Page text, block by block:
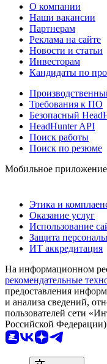
О компании
Наши вакансии
Партнерам
Реклама на сайте
Новости и статьи
Инвесторам
Кандидаты по
Требования к ПО
Безопасный
HeadHunter API
Поиск работы
Поиск по резюме
Мобильное приложение
Этика и
Оказание услуг
Использование
Защита
ИТ аккредитация
На информационном
рекомендательные
предоставления
и анализа сведений,
пользователей сети
Российской Федерации)